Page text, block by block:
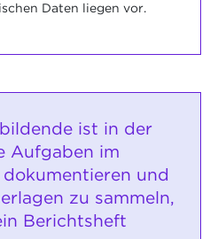
Daten liegen vor.
ist in der
Aufgaben im
und
zu sammeln,
Berichtsheft